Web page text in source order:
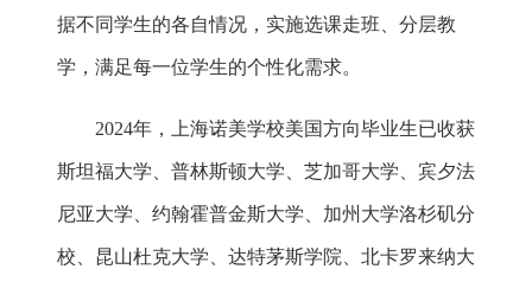
据不同学生的各自情况，实施选课走班、分层教
学，满足每一位学生的个性化需求。
2024年，上海诺美学校美国方向毕业生已收获
斯坦福大学、普林斯顿大学、芝加哥大学、宾夕法
尼亚大学、约翰霍普金斯大学、加州大学洛杉矶分
校、昆山杜克大学、达特茅斯学院、北卡罗来纳大